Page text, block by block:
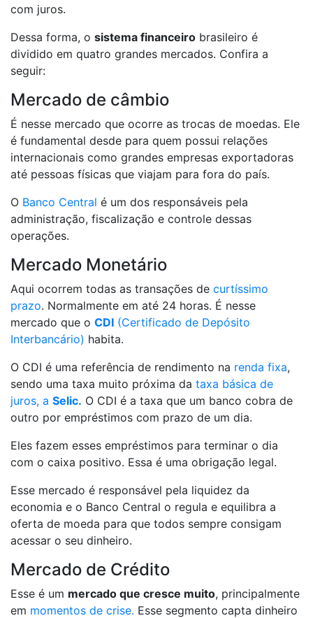
com juros.
Dessa forma, o sistema financeiro brasileiro é
dividido em quatro grandes mercados. Confira a
seguir:
Mercado de câmbio
É nesse mercado que ocorre as trocas de moedas. Ele
é fundamental desde para quem possui relações
internacionais como grandes empresas exportadoras
até pessoas físicas que viajam para fora do país.
O Banco Central é um dos responsáveis pela
administração, fiscalização e controle dessas
operações.
Mercado Monetário
Aqui ocorrem todas as transações de curtíssimo
prazo. Normalmente em até 24 horas. É nesse
mercado que o CDI (Certificado de Depósito
Interbancário) habita.
O CDI é uma referência de rendimento na renda fixa,
sendo uma taxa muito próxima da taxa básica de
juros, a Selic. O CDI é a taxa que um banco cobra de
outro por empréstimos com prazo de um dia.
Eles fazem esses empréstimos para terminar o dia
com o caixa positivo. Essa é uma obrigação legal.
Esse mercado é responsável pela liquidez da
economia e o Banco Central o regula e equilibra a
oferta de moeda para que todos sempre consigam
acessar o seu dinheiro.
Mercado de Crédito
Esse é um mercado que cresce muito, principalmente
em momentos de crise. Esse segmento capta dinheiro